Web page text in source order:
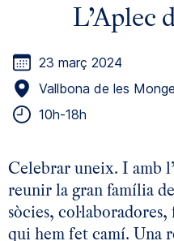
L’Aplec
23 març 2024
Vallbona de les
10h-18h
Celebrar uneix. I amb
reunir la gran família
sòcies,
qui hem fet camí. Una